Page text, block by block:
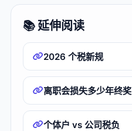
📚 延伸阅读
2026 个税新规
离职会损失多少年终奖
个体户 vs 公司税负